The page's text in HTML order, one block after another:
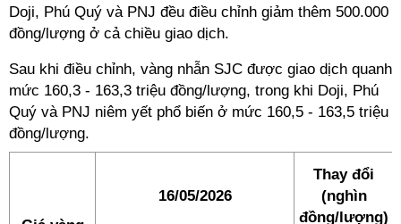
Doji, Phú Quý và PNJ đều điều chỉnh giảm thêm 500.000
đồng/lượng ở cả chiều giao dịch.
Sau khi điều chỉnh, vàng nhẫn SJC được giao dịch quanh
mức 160,3 - 163,3 triệu đồng/lượng, trong khi Doji, Phú
Quý và PNJ niêm yết phổ biến ở mức 160,5 - 163,5 triệu
đồng/lượng.
16/05/2026
Thay đổi
(nghìn
đồng/lượng)